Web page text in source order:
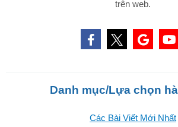
trên web.
Danh mục/Lựa chọn
Các Bài Viết Mới Nhất